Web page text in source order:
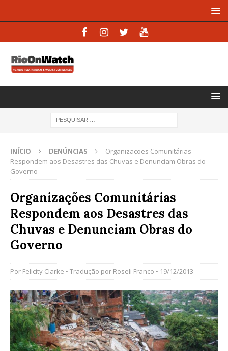
INÍCIO DENÚNCIAS
Organizações Comunitárias
Respondem aos Desastres das Chuvas e Denunciam Obras do
Governo
Organizações Comunitárias
Respondem aos Desastres das
Chuvas e Denunciam Obras do
Governo
Por Felicity Clarke • Tradução por Roseli Franco • 19/12/2013